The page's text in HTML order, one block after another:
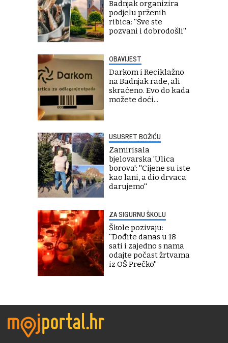
Badnjak organizira
podjelu prženih
ribica: ''Sve ste
pozvani i dobrodošli''
OBAVIJEST
Darkom i Reciklažno
na Badnjak rade, ali
skraćeno. Evo do kada
možete doći...
USUSRET BOŽIĆU
Zamirisala
bjelovarska 'Ulica
borova': ''Cijene su iste
kao lani, a dio drvaca
darujemo''
ZA SIGURNU ŠKOLU
Škole pozivaju:
''Dođite danas u 18
sati i zajedno s nama
odajte počast žrtvama
iz OŠ Prečko''